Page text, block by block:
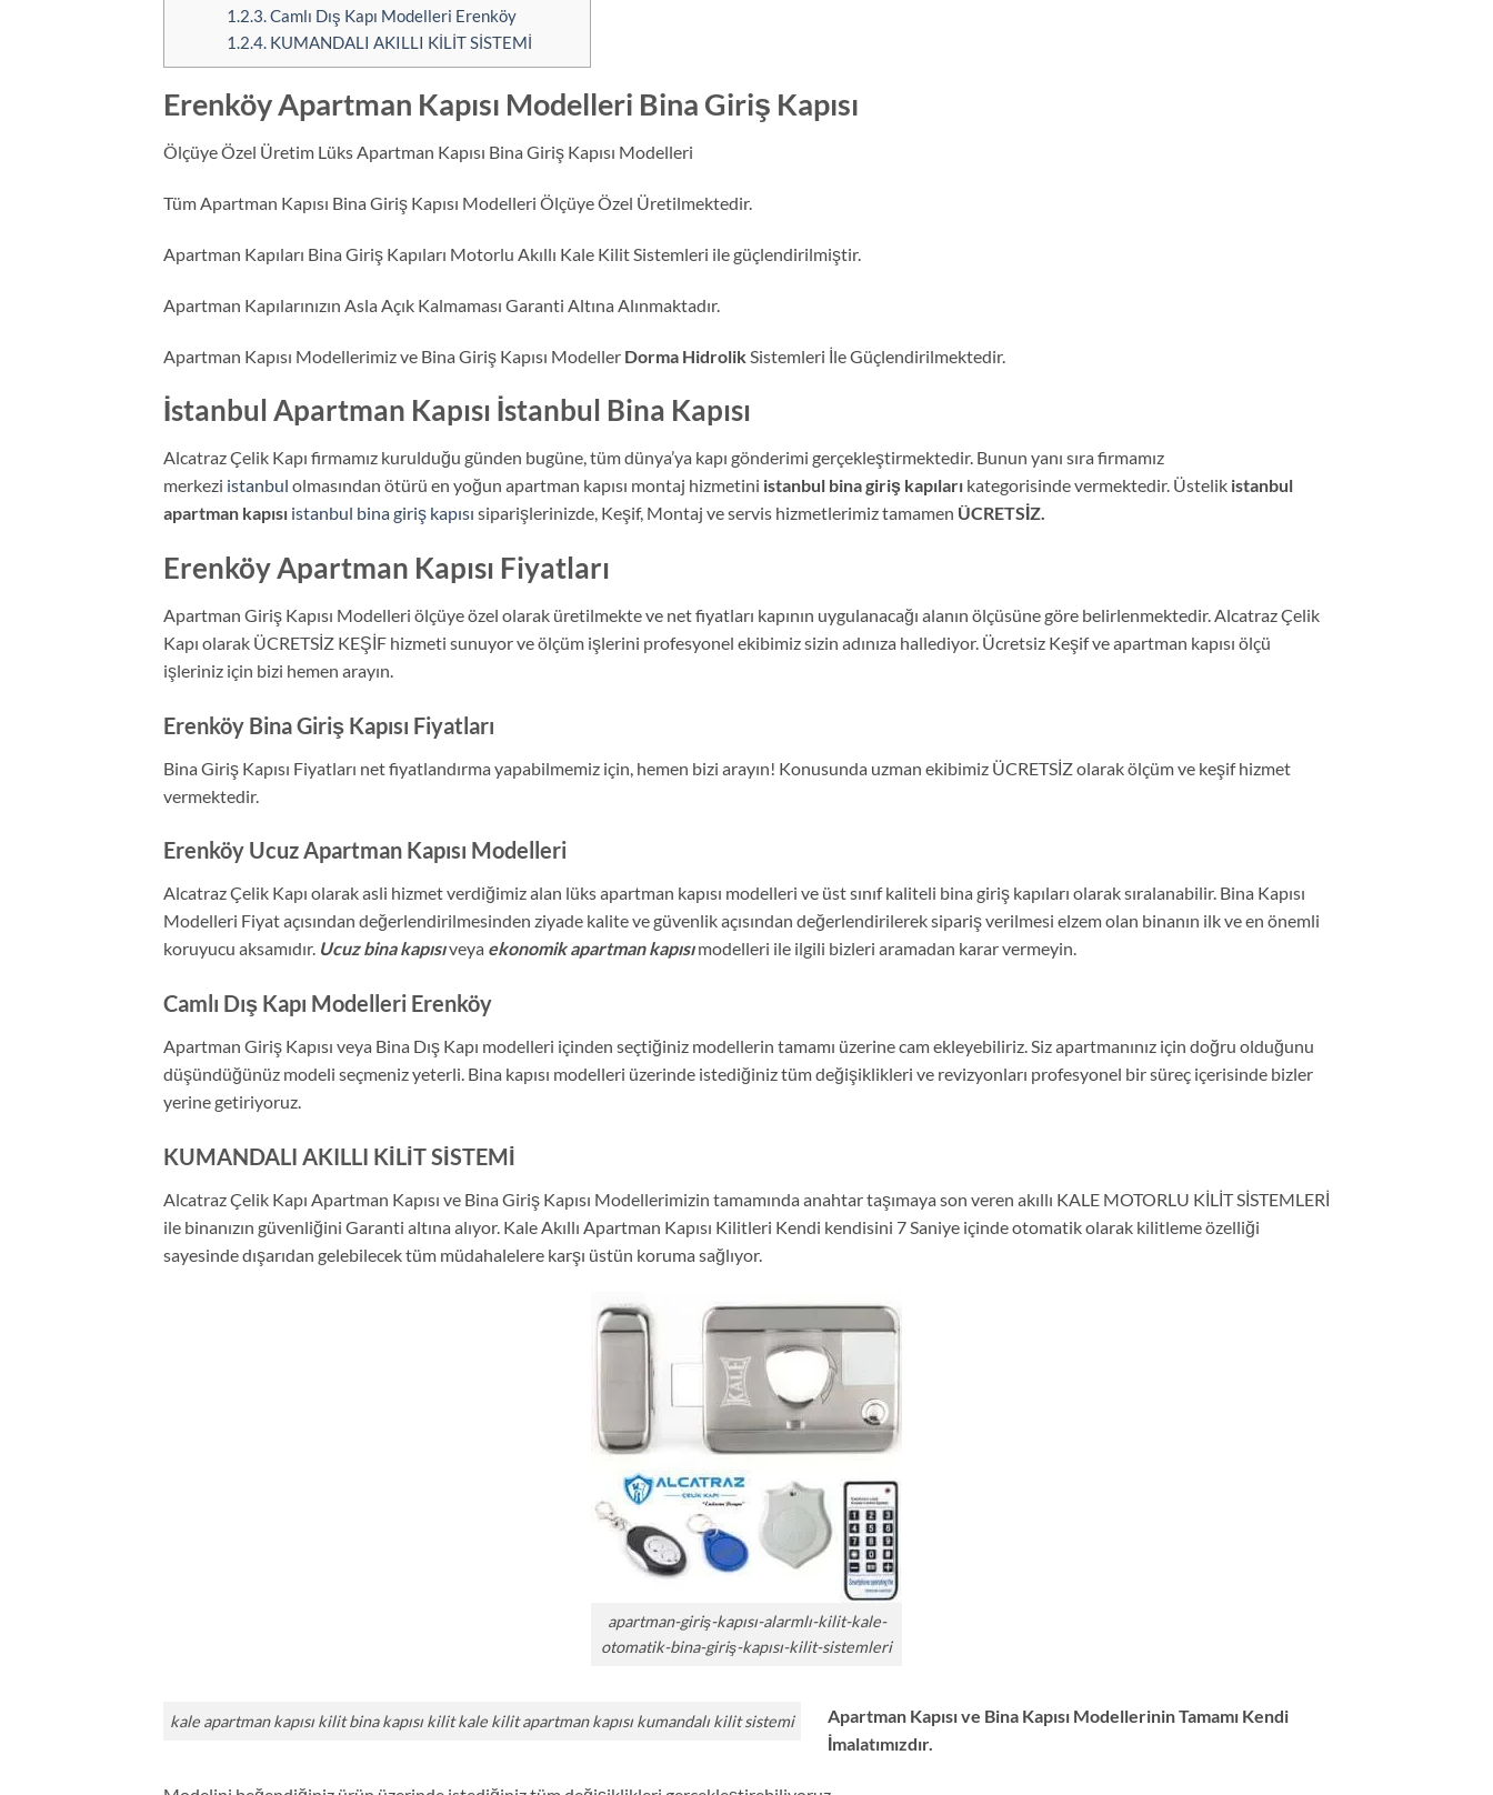
1.2.3.Camlı Dış Kapı Modelleri Erenköy
1.2.4.KUMANDALI AKILLI KİLİT SİSTEMİ
Erenköy Apartman Kapısı Modelleri Bina Giriş Kapısı
Ölçüye Özel Üretim Lüks Apartman Kapısı Bina Giriş Kapısı Modelleri
Tüm Apartman Kapısı Bina Giriş Kapısı Modelleri Ölçüye Özel Üretilmektedir.
Apartman Kapıları Bina Giriş Kapıları Motorlu Akıllı Kale Kilit Sistemleri ile güçlendirilmiştir.
Apartman Kapılarınızın Asla Açık Kalmaması Garanti Altına Alınmaktadır.
Apartman Kapısı Modellerimiz ve Bina Giriş Kapısı Modeller Dorma Hidrolik Sistemleri İle Güçlendirilmektedir.
İstanbul Apartman Kapısı İstanbul Bina Kapısı
Alcatraz Çelik Kapı firmamız kurulduğu günden bugüne, tüm dünya’ya kapı gönderimi gerçekleştirmektedir. Bunun yanı sıra firmamız
merkezi istanbul olmasından ötürü en yoğun apartman kapısı montaj hizmetini istanbul bina giriş kapıları kategorisinde vermektedir. Üstelik istanbul
apartman kapısı istanbul bina giriş kapısı siparişlerinizde, Keşif, Montaj ve servis hizmetlerimiz tamamen ÜCRETSİZ.
Erenköy Apartman Kapısı Fiyatları
Apartman Giriş Kapısı Modelleri ölçüye özel olarak üretilmekte ve net fiyatları kapının uygulanacağı alanın ölçüsüne göre belirlenmektedir. Alcatraz Çelik
Kapı olarak ÜCRETSİZ KEŞİF hizmeti sunuyor ve ölçüm işlerini profesyonel ekibimiz sizin adınıza hallediyor. Ücretsiz Keşif ve apartman kapısı ölçü
işleriniz için bizi hemen arayın.
Erenköy Bina Giriş Kapısı Fiyatları
Bina Giriş Kapısı Fiyatları net fiyatlandırma yapabilmemiz için, hemen bizi arayın! Konusunda uzman ekibimiz ÜCRETSİZ olarak ölçüm ve keşif hizmet
vermektedir.
Erenköy Ucuz Apartman Kapısı Modelleri
Alcatraz Çelik Kapı olarak asli hizmet verdiğimiz alan lüks apartman kapısı modelleri ve üst sınıf kaliteli bina giriş kapıları olarak sıralanabilir. Bina Kapısı
Modelleri Fiyat açısından değerlendirilmesinden ziyade kalite ve güvenlik açısından değerlendirilerek sipariş verilmesi elzem olan binanın ilk ve en önemli
koruyucu aksamıdır. Ucuz bina kapısıveya ekonomik apartman kapısımodelleri ile ilgili bizleri aramadan karar vermeyin.
Camlı Dış Kapı Modelleri Erenköy
Apartman Giriş Kapısı veya Bina Dış Kapı modelleri içinden seçtiğiniz modellerin tamamı üzerine cam ekleyebiliriz. Siz apartmanınız için doğru olduğunu
düşündüğünüz modeli seçmeniz yeterli. Bina kapısı modelleri üzerinde istediğiniz tüm değişiklikleri ve revizyonları profesyonel bir süreç içerisinde bizler
yerine getiriyoruz.
KUMANDALI AKILLI KİLİT SİSTEMİ
Alcatraz Çelik Kapı Apartman Kapısı ve Bina Giriş Kapısı Modellerimizin tamamında anahtar taşımaya son veren akıllı KALE MOTORLU KİLİT SİSTEMLERİ
ile binanızın güvenliğini Garanti altına alıyor. Kale Akıllı Apartman Kapısı Kilitleri Kendi kendisini 7 Saniye içinde otomatik olarak kilitleme özelliği
sayesinde dışarıdan gelebilecek tüm müdahalelere karşı üstün koruma sağlıyor.
apartman-giriş-kapısı-alarmlı-kilit-kale-
otomatik-bina-giriş-kapısı-kilit-sistemleri
kale apartman kapısı kilit bina kapısı kilit kale kilit apartman kapısı kumandalı kilit sistemi
Apartman Kapısı ve Bina Kapısı Modellerinin Tamamı Kendi
İmalatımızdır.